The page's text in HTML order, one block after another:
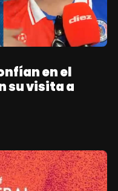
en el
su visita a